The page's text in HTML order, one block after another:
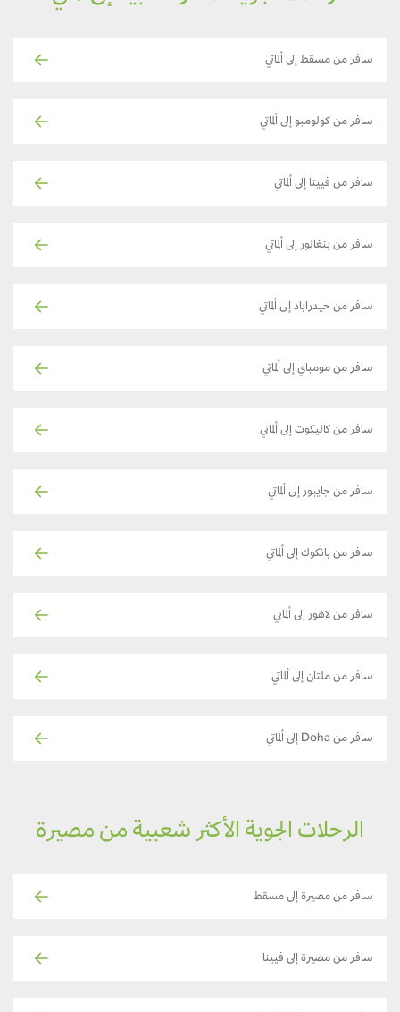
سافر من مسقط إلى ألماتي
سافر من كولومبو إلى ألماتي
سافر من فيينا إلى ألماتي
سافر من بنغالور إلى ألماتي
سافر من حيدراباد إلى ألماتي
سافر من مومباي إلى ألماتي
سافر من كاليكوت إلى ألماتي
سافر من جايبور إلى ألماتي
سافر من بانكوك إلى ألماتي
سافر من لاهور إلى ألماتي
سافر من ملتان إلى ألماتي
سافر من Doha إلى ألماتي
الرحلات الجوية الأكثر شعبية من مصيرة
سافر من مصيرة إلى مسقط
سافر من مصيرة إلى فيينا